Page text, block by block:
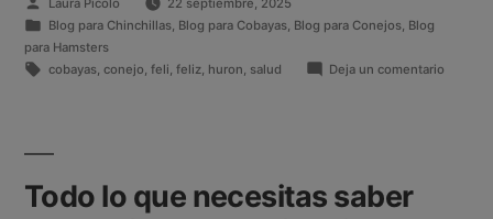
Blog para Chinchillas, Blog para Cobayas, Blog para Conejos, Blog
para Hamsters
cobayas, conejo feli feliz, huron salud Deja un comentario
Todo lo que necesitas saber